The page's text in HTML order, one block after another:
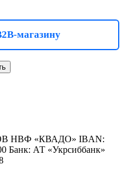
магазину
ТОВ НВФ «КВАДО» IBAN:
Банк: АТ «Укрсиббанк»